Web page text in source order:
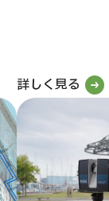
詳しく見る